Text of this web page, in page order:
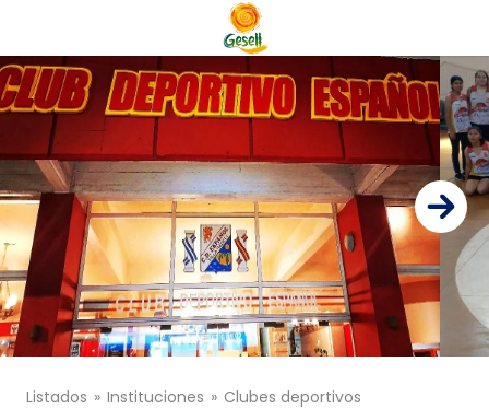
Listados Instituciones Clubes deportivos